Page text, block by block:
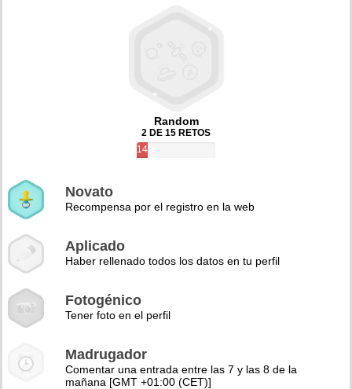
Random
2 DE 15 RETOS
14%
Novato
Recompensa por el registro en la web
Aplicado
Haber rellenado todos los datos en tu perfil
Fotogénico
Tener foto en el perfil
Madrugador
Comentar una entrada entre las 7 y las 8 de la
mañana [GMT +01:00 (CET)]